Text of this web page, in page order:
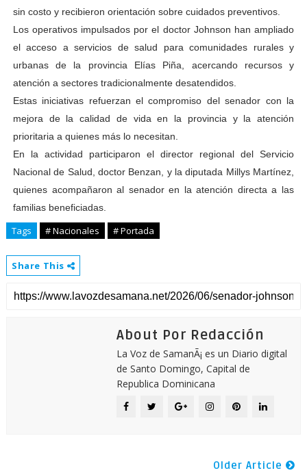
sin costo y recibieron orientación sobre cuidados preventivos.
Los operativos impulsados por el doctor Johnson han ampliado
el acceso a servicios de salud para comunidades rurales y
urbanas de la provincia Elías Piña, acercando recursos y
atención a sectores tradicionalmente desatendidos.
Estas iniciativas refuerzan el compromiso del senador con la
mejora de la calidad de vida en la provincia y la atención
prioritaria a quienes más lo necesitan.
En la actividad participaron el director regional del Servicio
Nacional de Salud, doctor Benzan, y la diputada Millys Martínez,
quienes acompañaron al senador en la atención directa a las
familias beneficiadas.
Tags # Nacionales # Portada
Share This
About Por Redacción
La Voz de SamanÃ¡ es un Diario digital
de Santo Domingo, Capital de
Republica Dominicana
Older Article